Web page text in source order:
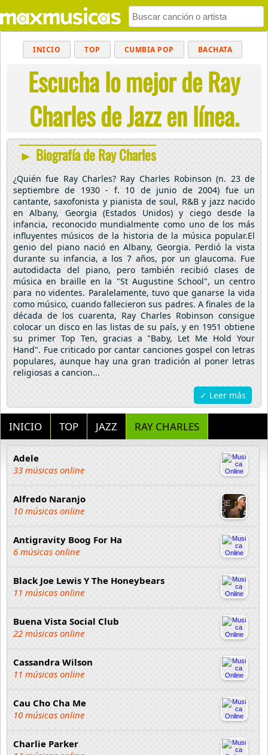
INICIO TOP CUMBIA POP BACHATA
MUSICA CRISTIANA REGGAETON
BALADAS ALTERNATIVO ELECTRÓNICA
CUMBIAS
Escucha lo mejor de Ray
Charles de Jazz en línea.
► Biografía de Ray Charles
¿Quién fue Ray Charles? Ray Charles Robinson (n. 23 de
septiembre de 1930 - f. 10 de junio de 2004) fue un
cantante, saxofonista y pianista de soul, R&B y jazz nacido
en Albany, Georgia (Estados Unidos) y ciego desde la
infancia, reconocido mundialmente como uno de los más
influyentes músicos de la historia de la música popular.El
genio del piano nació en Albany, Georgia. Perdió la vista
durante su infancia, a los 7 años, por un glaucoma. Fue
autodidacta del piano, pero también recibió clases de
música en braille en la "St Augustine School", un centro
para no videntes. Paralelamente, tuvo que ganarse la vida
como músico, cuando fallecieron sus padres. A finales de la
década de los cuarenta, Ray Charles Robinson consigue
colocar un disco en las listas de su país, y en 1951 obtiene
su primer Top Ten, gracias a "Baby, Let Me Hold Your
Hand". Fue criticado por cantar canciones gospel con letras
populares, aunque hay una gran tradición al poner letras
religiosas a cancion...
✓ Leer más
INICIO TOP JAZZ RAY CHARLES
Adele
33 músicas online
Alfredo Naranjo
10 músicas online
Antigravity Boog For Ha
6 músicas online
Black Joe Lewis Y The Honeybears
11 músicas online
Buena Vista Social Club
22 músicas online
Cassandra Wilson
11 músicas online
Cau Cho Cha Me
10 músicas online
Charlie Parker